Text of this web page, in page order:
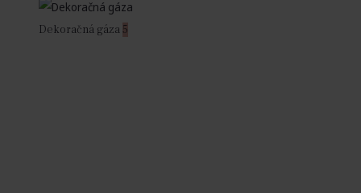
Dekoračná gáza 5